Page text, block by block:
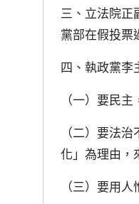
三、立法院正
黨部在假投票
四、執政黨李
（一）要民
（二）要法
化」為理由，
（三）要用